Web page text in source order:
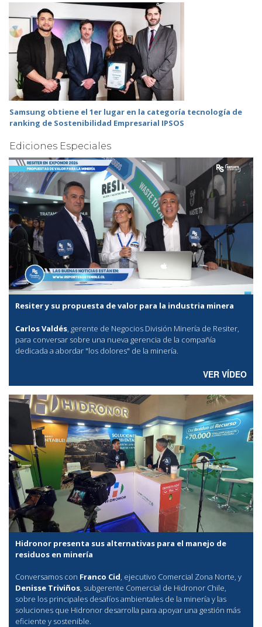
Samsung obtiene el 1er lugar en la categoría tecnología de
ranking de Sostenibilidad Empresarial IPSOS
Ediciones Especiales
Resiter y su propuesta de valor para la industria minera
Carlos Valdés, gerente de Negocios División Minería de Resiter,
para conversar sobre una nueva gerencia de la compañía
dedicada a abordar "los dolores" de la minería.
VER VÍDEO
Hidronor presenta sus alternativas para el manejo de
residuos en minería
Conversamos con Franco Cid, ejecutivo Comercial Zona Norte, y
Denisse Triviños, subgerente Comercial de Hidronor Chile,
sobre los principales desafíos ambientales de la minería y las
soluciones que Hidronor desarrolla para apoyar una gestión más
eficiente y sostenible.